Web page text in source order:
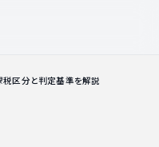
区分と判定基準を解説